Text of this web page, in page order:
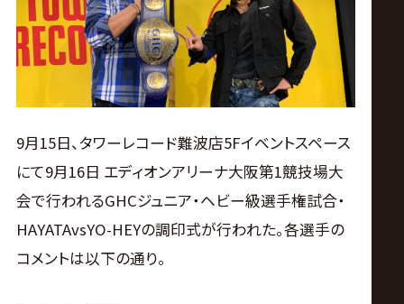
リ
グ・
ノ
ア
9月15日、タワーレコード難波店5Fイベントスペース
にて9月16日 エディオンアリーナ大阪第1競技場大
会で行われるGHCジュニア・ヘビー級選手権試合・
HAYATAvsYO-HEYの調印式が行われた。各選手の
コメントは以下の通り。